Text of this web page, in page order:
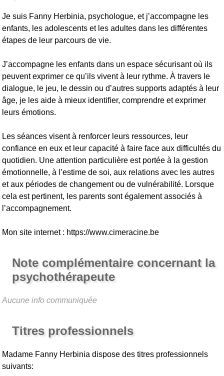
Je suis Fanny Herbinia, psychologue, et j’accompagne les
enfants, les adolescents et les adultes dans les différentes
étapes de leur parcours de vie.
J’accompagne les enfants dans un espace sécurisant où ils
peuvent exprimer ce qu’ils vivent à leur rythme. À travers le
dialogue, le jeu, le dessin ou d’autres supports adaptés à leur
âge, je les aide à mieux identifier, comprendre et exprimer
leurs émotions.
Les séances visent à renforcer leurs ressources, leur
confiance en eux et leur capacité à faire face aux difficultés du
quotidien. Une attention particulière est portée à la gestion
émotionnelle, à l’estime de soi, aux relations avec les autres
et aux périodes de changement ou de vulnérabilité. Lorsque
cela est pertinent, les parents sont également associés à
l’accompagnement.
Mon site internet : https://www.cimeracine.be
Note complémentaire concernant la
psychothérapeute
Aucune info communiquée
Titres professionnels
Madame Fanny Herbinia dispose des titres professionnels
suivants: